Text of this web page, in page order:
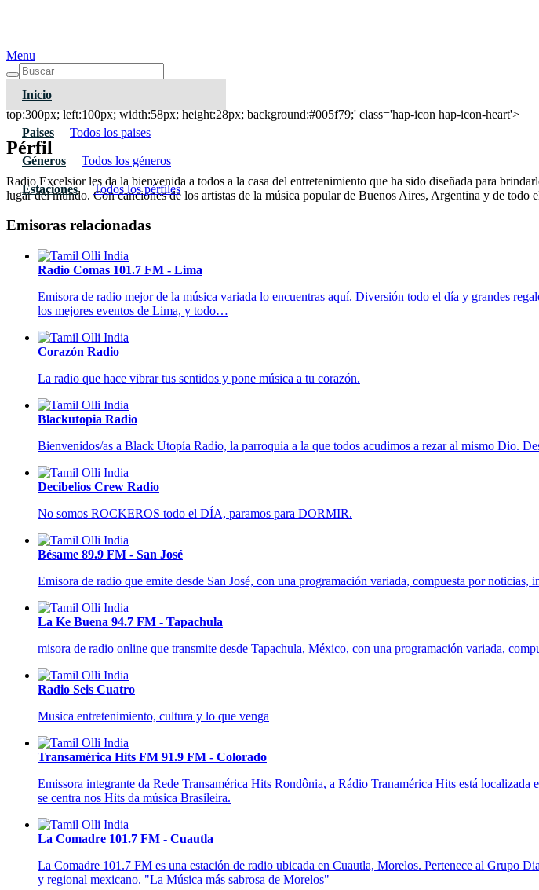
Menu
Inicio
Paises Todos los paises
Géneros Todos los géneros
Estaciones Todos los pérfiles
Radio Excelsior
top:300px; left:100px; width:58px; height:28px; background:#005f79;' class='hap-icon hap-icon-heart'>
Pérfil
Radio Excelsior les da la bienvenida a todos a la casa del entretenimiento que ha sido diseñada para
lugar del mundo. Con canciones de los artistas de la música popular de Buenos Aires, Argentina y de
Emisoras relacionadas
Radio Comas 101.7 FM - Lima
Emisora de radio mejor de la música variada lo encuentras aquí. Diversión todo el día y grandes
los mejores eventos de Lima, y todo…
Corazón Radio
La radio que hace vibrar tus sentidos y pone música a tu corazón.
Blackutopia Radio
Bienvenidos/as a Black Utopía Radio, la parroquia a la que todos acudimos a rezar al mismo Dio.
Decibelios Crew Radio
No somos ROCKEROS todo el DÍA, paramos para DORMIR.
Bésame 89.9 FM - San José
Emisora de radio que emite desde San José, con una programación variada, compuesta por
La Ke Buena 94.7 FM - Tapachula
misora de radio online que transmite desde Tapachula, México, con una programación variada,
Radio Seis Cuatro
Musica entretenimiento, cultura y lo que venga
Transamérica Hits FM 91.9 FM - Colorado
Emissora integrante da Rede Transamérica Hits Rondônia, a Rádio Tranamérica Hits está
se centra nos Hits da música Brasileira.
La Comadre 101.7 FM - Cuautla
La Comadre 101.7 FM es una estación de radio ubicada en Cuautla, Morelos. Pertenece al Grupo
y regional mexicano. "La Música más sabrosa de Morelos"